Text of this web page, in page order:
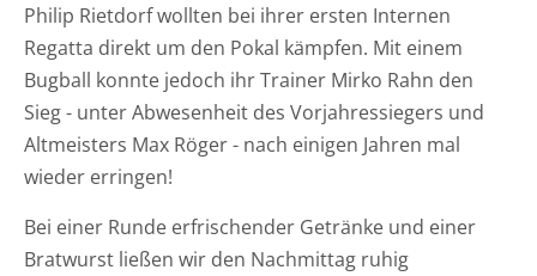
Philip Rietdorf wollten bei ihrer ersten Internen
Regatta direkt um den Pokal kämpfen. Mit einem
Bugball konnte jedoch ihr Trainer Mirko Rahn den
Sieg - unter Abwesenheit des Vorjahressiegers und
Altmeisters Max Röger - nach einigen Jahren mal
wieder erringen!
Bei einer Runde erfrischender Getränke und einer
Bratwurst ließen wir den Nachmittag ruhig